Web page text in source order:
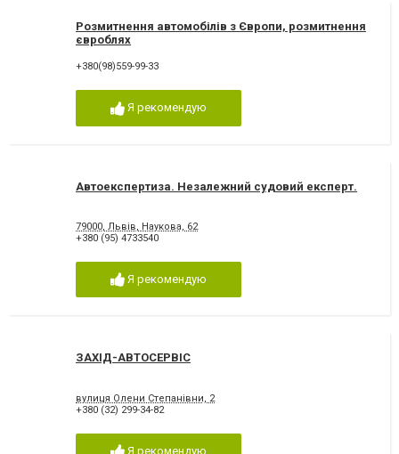
Розмитнення автомобілів з Європи, розмитнення
євроблях
+380(98)559-99-33
Я рекомендую
Автоекспертиза. Незалежний судовий експерт.
79000, Львів, Наукова, 62
+380 (95) 4733540
Я рекомендую
ЗАХІД-АВТОСЕРВІС
вулиця Олени Степанівни, 2
+380 (32) 299-34-82
Я рекомендую